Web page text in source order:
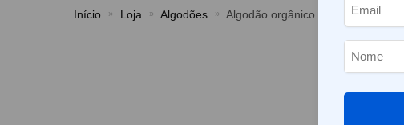
Início » Loja » Algodões » Algodão orgânico inteiro – Cotn